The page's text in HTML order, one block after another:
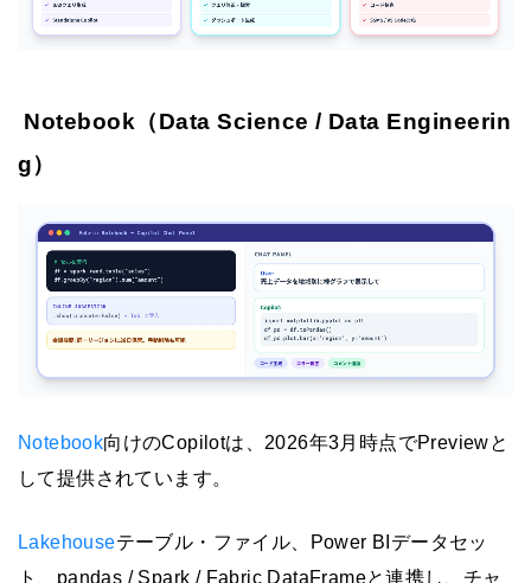
Notebook（Data Science / Data Engineerin
g）
Notebook向けのCopilotは、2026年3月時点でPreviewと
して提供されています。
Lakehouseテーブル・ファイル、Power BIデータセッ
ト、pandas / Spark / Fabric DataFrameと連携し、チャ